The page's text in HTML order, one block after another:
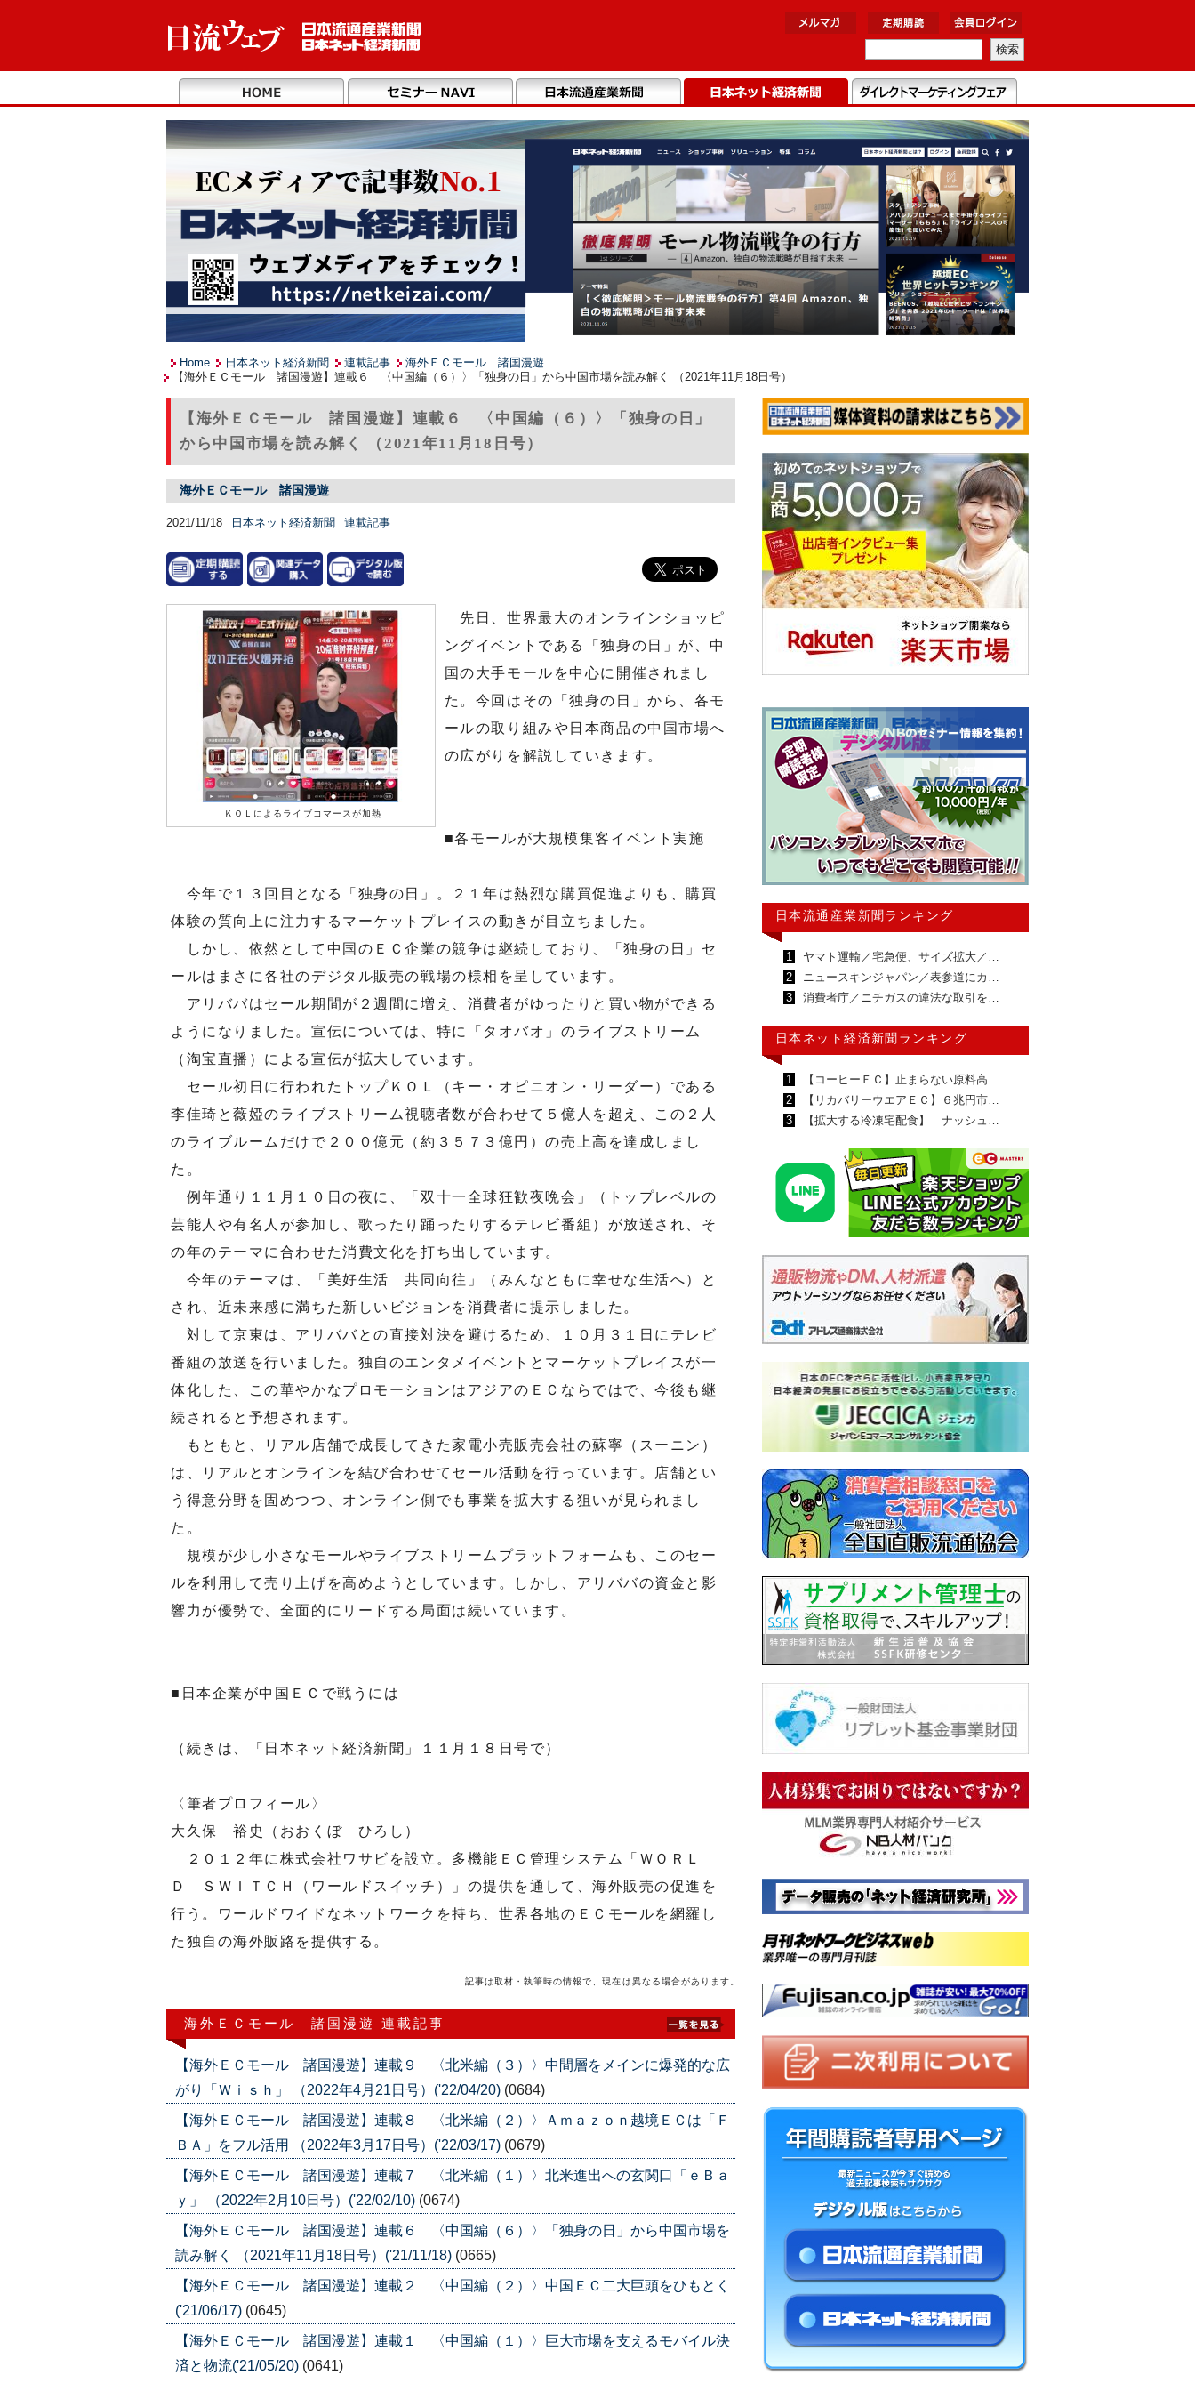
Home 日本ネット経済新聞 連載記事
海外ＥＣモール 諸国漫遊
【海外ＥＣモール 諸国漫遊】連載６ 〈中国編（６）〉「独身の日」から中国市場を読み解く （2021年11月18日号）
【海外ＥＣモール 諸国漫遊】連載６ 〈中国編（６）〉「独身の日」
から中国市場を読み解く （2021年11月18日号）
海外ＥＣモール 諸国漫遊
2021/11/18 日本ネット経済新聞 連載記事
ＫＯＬによるライブコマースが加熱
先日、世界最大のオンラインショッピ
ングイベントである「独身の日」が、中
国の大手モールを中心に開催されまし
た。今回はその「独身の日」から、各モ
ールの取り組みや日本商品の中国市場へ
の広がりを解説していきます。
■各モールが大規模集客イベント実施
今年で１３回目となる「独身の日」。２１年は熱烈な購買促進よりも、購買
体験の質向上に注力するマーケットプレイスの動きが目立ちました。
しかし、依然として中国のＥＣ企業の競争は継続しており、「独身の日」セ
ールはまさに各社のデジタル販売の戦場の様相を呈しています。
アリババはセール期間が２週間に増え、消費者がゆったりと買い物ができる
ようになりました。宣伝については、特に「タオバオ」のライブストリーム
（淘宝直播）による宣伝が拡大しています。
セール初日に行われたトップＫＯＬ（キー・オピニオン・リーダー）である
李佳琦と薇婭のライブストリーム視聴者数が合わせて５億人を超え、この２人
のライブルームだけで２００億元（約３５７３億円）の売上高を達成しまし
た。
例年通り１１月１０日の夜に、「双十一全球狂歓夜晩会」（トップレベルの
芸能人や有名人が参加し、歌ったり踊ったりするテレビ番組）が放送され、そ
の年のテーマに合わせた消費文化を打ち出しています。
今年のテーマは、「美好生活 共同向往」（みんなともに幸せな生活へ）と
され、近未来感に満ちた新しいビジョンを消費者に提示しました。
対して京東は、アリババとの直接対決を避けるため、１０月３１日にテレビ
番組の放送を行いました。独自のエンタメイベントとマーケットプレイスが一
体化した、この華やかなプロモーションはアジアのＥＣならではで、今後も継
続されると予想されます。
もともと、リアル店舗で成長してきた家電小売販売会社の蘇寧（スーニン）
は、リアルとオンラインを結び合わせてセール活動を行っています。店舗とい
う得意分野を固めつつ、オンライン側でも事業を拡大する狙いが見られまし
た。
規模が少し小さなモールやライブストリームプラットフォームも、このセー
ルを利用して売り上げを高めようとしています。しかし、アリババの資金と影
響力が優勢で、全面的にリードする局面は続いています。
■日本企業が中国ＥＣで戦うには
（続きは、「日本ネット経済新聞」１１月１８日号で）
〈筆者プロフィール〉
大久保 裕史（おおくぼ ひろし）
２０１２年に株式会社ワサビを設立。多機能ＥＣ管理システム「ＷＯＲＬ
Ｄ ＳＷＩＴＣＨ（ワールドスイッチ）」の提供を通して、海外販売の促進を
行う。ワールドワイドなネットワークを持ち、世界各地のＥＣモールを網羅し
た独自の海外販路を提供する。
記事は取材・執筆時の情報で、現在は異なる場合があります。
海外ＥＣモール 諸国漫遊 連載記事
【海外ＥＣモール 諸国漫遊】連載９ 〈北米編（３）〉中間層をメインに爆発的な広
がり「Ｗｉｓｈ」 （2022年4月21日号）('22/04/20) (0684)
【海外ＥＣモール 諸国漫遊】連載８ 〈北米編（２）〉Ａｍａｚｏｎ越境ＥＣは「Ｆ
ＢＡ」をフル活用 （2022年3月17日号）('22/03/17) (0679)
【海外ＥＣモール 諸国漫遊】連載７ 〈北米編（１）〉北米進出への玄関口「ｅＢａ
ｙ」 （2022年2月10日号）('22/02/10) (0674)
【海外ＥＣモール 諸国漫遊】連載６ 〈中国編（６）〉「独身の日」から中国市場を
読み解く （2021年11月18日号）('21/11/18) (0665)
【海外ＥＣモール 諸国漫遊】連載２ 〈中国編（２）〉中国ＥＣ二大巨頭をひもとく
('21/06/17) (0645)
【海外ＥＣモール 諸国漫遊】連載１ 〈中国編（１）〉巨大市場を支えるモバイル決
済と物流('21/05/20) (0641)
日本流通産業新聞ランキング
1
ヤマト運輸／宅急便、サイズ拡大／…
2
ニュースキンジャパン／表参道にカ…
3
消費者庁／ニチガスの違法な取引を…
日本ネット経済新聞ランキング
1
【コーヒーＥＣ】止まらない原料高…
2
【リカバリーウエアＥＣ】６兆円市…
3
【拡大する冷凍宅配食】 ナッシュ…